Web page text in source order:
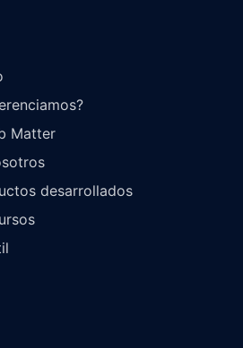
Matter
desarrollados